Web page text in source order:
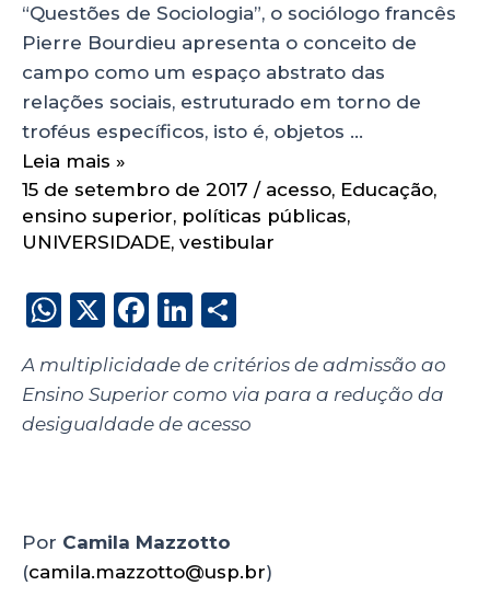
“Questões de Sociologia”, o sociólogo francês
Pierre Bourdieu apresenta o conceito de
campo como um espaço abstrato das
relações sociais, estruturado em torno de
troféus específicos, isto é, objetos …
Leia mais »
15 de setembro de 2017 / acesso, Educação,
ensino superior, políticas públicas,
UNIVERSIDADE, vestibular
W
a
ts
X
F
c
e
k
Li
k
e
a
re
A multiplicidade de critérios de admissão ao
Ensino Superior como via para a redução da
desigualdade de acesso
Por Camila Mazzotto
(camila.mazzotto@usp.br)